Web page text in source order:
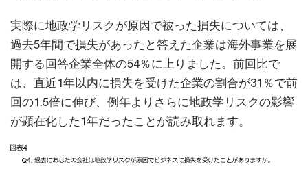
実際に地政学リスクが原因で被った損失については、
過去5年間で損失があったと答えた企業は海外事業を展
開する回答企業全体の54％に上りました。前回比で
は、直近1年以内に損失を受けた企業の割合が31％で前
回の1.5倍に伸び、例年よりさらに地政学リスクの影響
が顕在化した1年だったことが読み取れます。